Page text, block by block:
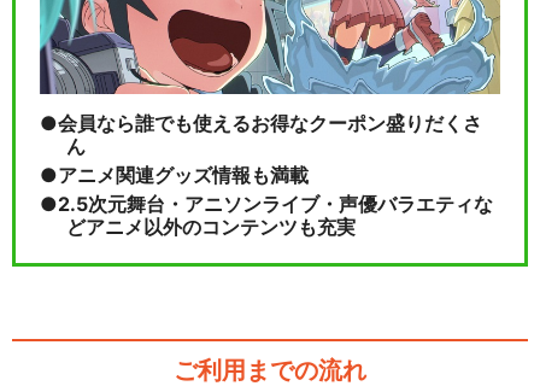
閉じる
会員なら誰でも使えるお得なクーポン盛りだくさ
ん
アニメ関連グッズ情報も満載
2.5次元舞台・アニソンライブ・声優バラエティな
どアニメ以外のコンテンツも充実
ご利用までの流れ